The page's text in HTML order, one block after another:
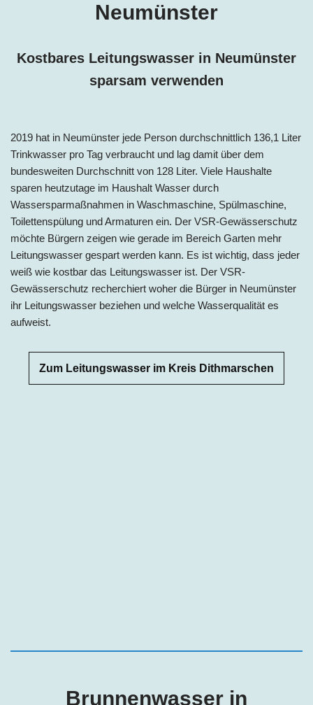
Neumünster
Kostbares Leitungswasser in Neumünster
sparsam verwenden
2019 hat in Neumünster jede Person durchschnittlich 136,1 Liter
Trinkwasser pro Tag verbraucht und lag damit über dem
bundesweiten Durchschnitt von 128 Liter. Viele Haushalte
sparen heutzutage im Haushalt Wasser durch
Wassersparmaßnahmen in Waschmaschine, Spülmaschine,
Toilettenspülung und Armaturen ein. Der VSR-Gewässerschutz
möchte Bürgern zeigen wie gerade im Bereich Garten mehr
Leitungswasser gespart werden kann. Es ist wichtig, dass jeder
weiß wie kostbar das Leitungswasser ist. Der VSR-
Gewässerschutz recherchiert woher die Bürger in Neumünster
ihr Leitungswasser beziehen und welche Wasserqualität es
aufweist.
Zum Leitungswasser im Kreis Dithmarschen
Brunnenwasser in